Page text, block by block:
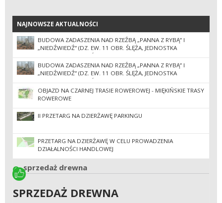
NAJNOWSZE AKTUALNOŚCI
NAJNOWSZE AKTUALNOŚCI
BUDOWA ZADASZENIA NAD RZEŹBĄ „PANNA Z RYBĄ” I
„NIEDŹWIEDŹ” (DZ. EW. 11 OBR. ŚLĘŻA, JEDNOSTKA
EWIDENCYJNA SOBÓTKA-MIASTO) II POSTĘPOWANIE
BUDOWA ZADASZENIA NAD RZEŹBĄ „PANNA Z RYBĄ” I
„NIEDŹWIEDŹ” (DZ. EW. 11 OBR. ŚLĘŻA, JEDNOSTKA
EWIDENCYJNA SOBÓTKA-MIASTO)
OBJAZD NA CZARNEJ TRASIE ROWEROWEJ - MIĘKIŃSKIE TRASY
ROWEROWE
II PRZETARG NA DZIERŻAWĘ PARKINGU
PRZETARG NA DZIERŻAWĘ W CELU PROWADZENIA
DZIAŁALNOŚCI HANDLOWEJ
sprzedaż drewna
SPRZEDAŻ DREWNA